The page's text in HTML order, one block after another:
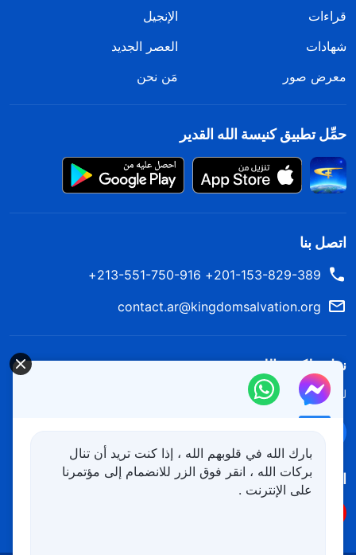
قراءات
الإنجيل
شهادات
العصر الجديد
معرض صور
مَن نحن
حمِّل تطبيق كنيسة الله القدير
اتصل بنا
201-153-829-389+ 213-551-750-916+
contact.ar@kingdomsalvation.org
نزل ملكوت الله.
لقد نزلت المملكة بالفعل إلى الأرض! هل تريد دخوله؟
اتبعنا
بارك الله في قلوبهم الله ، إذا كنت تريد أن تنال
بركات الله ، انقر فوق الزر للانضمام إلى مؤتمرنا
على الإنترنت .